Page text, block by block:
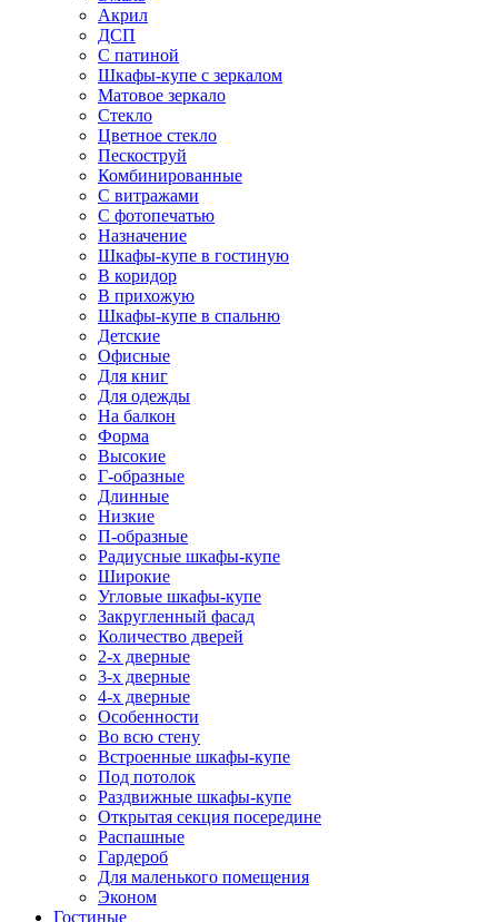
Акрил
ДСП
С патиной
Шкафы-купе с зеркалом
Матовое зеркало
Стекло
Цветное стекло
Пескоструй
Комбинированные
С витражами
С фотопечатью
Назначение
Шкафы-купе в гостиную
В коридор
В прихожую
Шкафы-купе в спальню
Детские
Офисные
Для книг
Для одежды
На балкон
Форма
Высокие
Г-образные
Длинные
Низкие
П-образные
Радиусные шкафы-купе
Широкие
Угловые шкафы-купе
Закругленный фасад
Количество дверей
2-х дверные
3-х дверные
4-х дверные
Особенности
Во всю стену
Встроенные шкафы-купе
Под потолок
Раздвижные шкафы-купе
Открытая секция посередине
Распашные
Гардероб
Для маленького помещения
Эконом
Гостиные